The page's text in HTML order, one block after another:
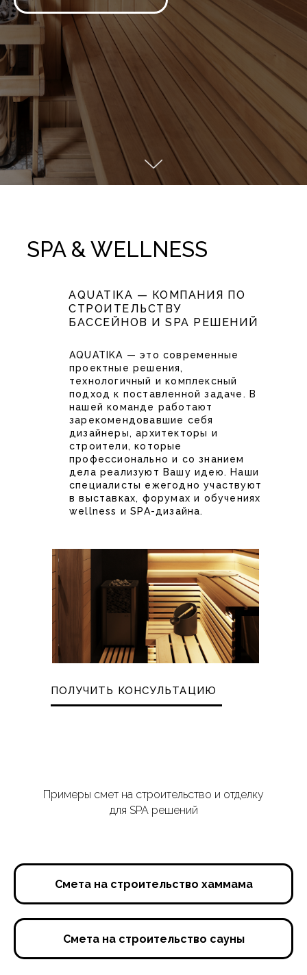
SPA & WELLNESS
AQUATIKA — КОМПАНИЯ ПО
СТРОИТЕЛЬСТВУ
БАССЕЙНОВ И SPA РЕШЕНИЙ
AQUATIKA — это современные
проектные решения,
технологичный и комплексный
подход к поставленной задаче. В
нашей команде работают
зарекомендовавшие себя
дизайнеры, архитекторы и
строители, которые
профессионально и со знанием
дела реализуют Вашу идею. Наши
специалисты ежегодно участвуют
в выставках, форумах и обучениях
wellness и SPA-дизайна.
ПОЛУЧИТЬ КОНСУЛЬТАЦИЮ
Примеры смет на строительство и отделку
для SPA решений
Смета на строительство хаммама
Смета на строительство сауны